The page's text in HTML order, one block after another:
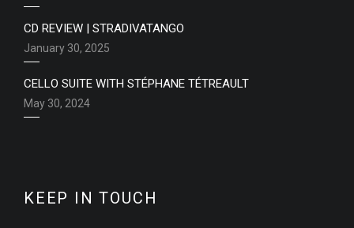
CD REVIEW | STRADIVATANGO
January 30, 2025
CELLO SUITE WITH STÉPHANE TÉTREAULT
May 30, 2024
KEEP IN TOUCH